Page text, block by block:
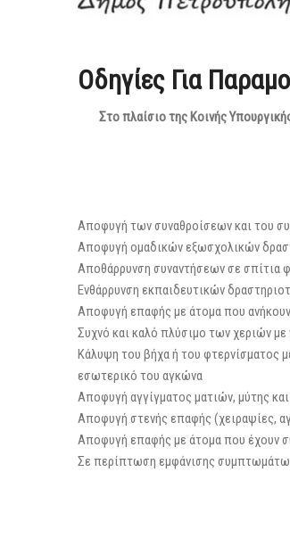
Οδηγίες Για
Στο πλαίσιο της Κοινής
Αποφυγή των συναθροίσεων και του
Αποφυγή ομαδικών εξωσχολικών
Αποθάρρυνση συναντήσεων σε σπίτια
Ενθάρρυνση εκπαιδευτικών
Αποφυγή επαφής με άτομα που
Συχνό και καλό πλύσιμο των χεριών
Κάλυψη του βήχα ή του φτερνίσματος
εσωτερικό του αγκώνα
Αποφυγή αγγίγματος ματιών, μύτης
Αποφυγή στενής επαφής (χειραψίες,
Αποφυγή επαφής με άτομα που έχουν
Σε περίπτωση εμφάνισης